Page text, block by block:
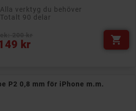
verktyg du behöver
90 delar
kr 
P2 0,8 mm för iPhone m.m.